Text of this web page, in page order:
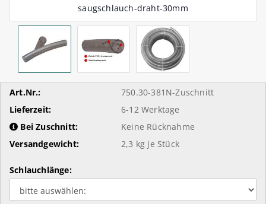
Art.Nr.:
750.30-381N-Zuschnitt
Lieferzeit:
6-12 Werktage
Bei Zuschnitt:
Keine Rücknahme
Versandgewicht:
2,3 kg je Stück
Schlauchlänge: